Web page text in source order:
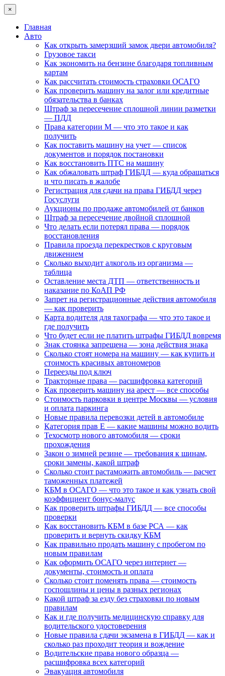
×
Главная
Авто
Как открыть замерзший замок двери автомобиля?
Грузовое такси
Как экономить на бензине благодаря топливным
картам
Как рассчитать стоимость страховки ОСАГО
Как проверить машину на залог или кредитные
обязательства в банках
Штраф за пересечение сплошной линии разметки
— ПДД
Права категории М — что это такое и как
получить
Как поставить машину на учет — список
документов и порядок постановки
Как восстановить ПТС на машину
Как обжаловать штраф ГИБДД — куда обращаться
и что писать в жалобе
Регистрация для сдачи на права ГИБДД через
Госуслуги
Аукционы по продаже автомобилей от банков
Штраф за пересечение двойной сплошной
Что делать если потерял права — порядок
восстановления
Правила проезда перекрестков с круговым
движением
Сколько выходит алкоголь из организма —
таблица
Оставление места ДТП — ответственность и
наказание по КоАП РФ
Запрет на регистрационные действия автомобиля
— как проверить
Карта водителя для тахографа — что это такое и
где получить
Что будет если не платить штрафы ГИБДД вовремя
Знак стоянка запрещена — зона действия знака
Сколько стоят номера на машину — как купить и
стоимость красивых автономеров
Переезды под ключ
Тракторные права — расшифровка категорий
Как проверить машину на арест — все способы
Стоимость парковки в центре Москвы — условия
и оплата паркинга
Новые правила перевозки детей в автомобиле
Категория прав Е — какие машины можно водить
Техосмотр нового автомобиля — сроки
прохождения
Закон о зимней резине — требования к шинам,
сроки замены, какой штраф
Сколько стоит растаможить автомобиль — расчет
таможенных платежей
КБМ в ОСАГО — что это такое и как узнать свой
коэффициент бонус-малус
Как проверить штрафы ГИБДД — все способы
проверки
Как восстановить КБМ в базе РСА — как
проверить и вернуть скидку КБМ
Как правильно продать машину с пробегом по
новым правилам
Как оформить ОСАГО через интернет —
документы, стоимость и оплата
Сколько стоит поменять права — стоимость
госпошлины и цены в разных регионах
Какой штраф за езду без страховки по новым
правилам
Как и где получить медицинскую справку для
водительского удостоверения
Новые правила сдачи экзамена в ГИБДД — как и
сколько раз проходит теория и вождение
Водительские права нового образца —
расшифровка всех категорий
Эвакуация автомобиля